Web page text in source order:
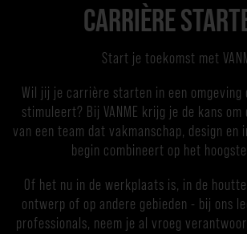
CARRIÈRE
Start je toekomst met
Wil jij je carrière starten in een omgeving
stimuleert? Bij VANME krijg je de kans
van een team dat vakmanschap, design en
begin combineert op het
Of het nu in de werkplaats is, in de
ontwerp of op andere gebieden - bij ons
professionals, neem je al vroeg